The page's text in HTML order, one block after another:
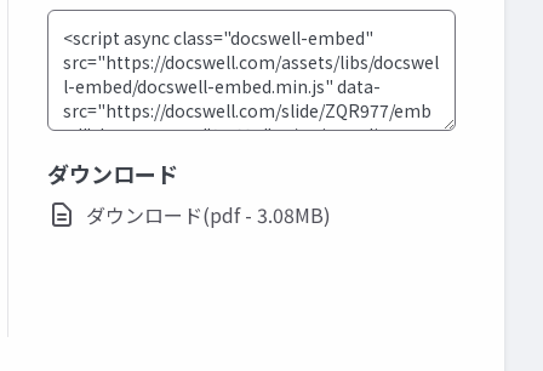
ダウンロード
ダウンロード(pdf - 3.08MB)